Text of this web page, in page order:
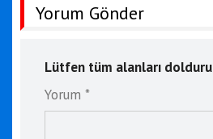
Yorum Gönder
Lütfen tüm alanları
Yorum *